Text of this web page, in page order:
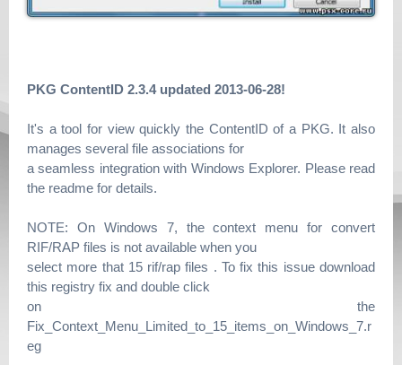
PKG ContentID 2.3.4 updated 2013-06-28!
It's a tool for view quickly the ContentID of a PKG. It also
manages several file associations for
a seamless integration with Windows Explorer. Please read
the readme for details.
NOTE: On Windows 7, the context menu for convert
RIF/RAP files is not available when you
select more that 15 rif/rap files . To fix this issue download
this registry fix and double click
on the
Fix_Context_Menu_Limited_to_15_items_on_Windows_7.r
eg